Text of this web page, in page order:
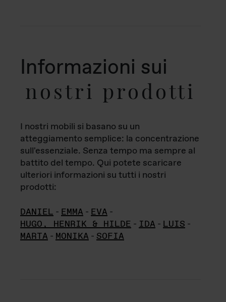
Informazioni sui
nostri prodotti
I nostri mobili si basano su un
atteggiamento semplice: la concentrazione
sull'essenziale. Senza tempo ma sempre al
battito del tempo. Qui potete scaricare
ulteriori informazioni su tutti i nostri
prodotti:
DANIEL - EMMA - EVA -
HUGO, HENRIK & HILDE - IDA - LUIS -
MARTA - MONIKA - SOFIA